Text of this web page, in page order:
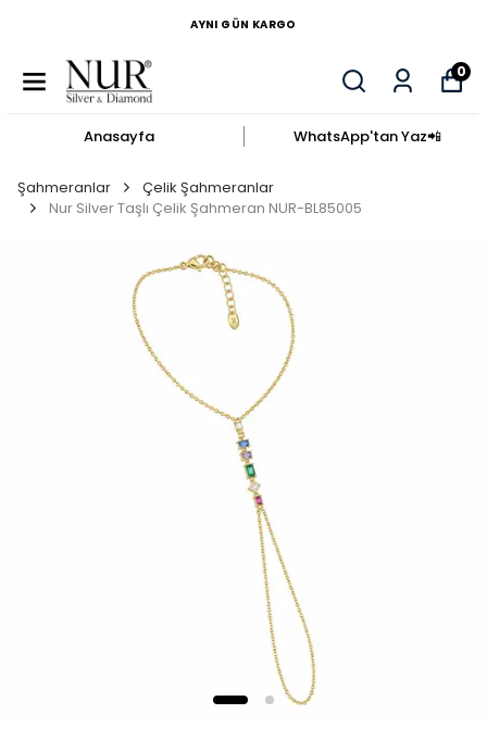
AYNI GÜN KARGO
0
Anasayfa WhatsApp'tan Yaz​📲​
Şahmeranlar
Çelik Şahmeranlar
Nur Silver Taşlı Çelik Şahmeran NUR-BL85005